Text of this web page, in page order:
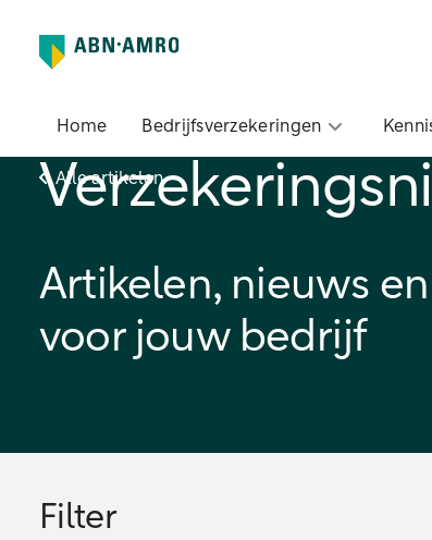
Home Bedrijfsverzekeringen
Alle artikelen
Artikelen, nieuws
voor jouw bedrijf
Filter